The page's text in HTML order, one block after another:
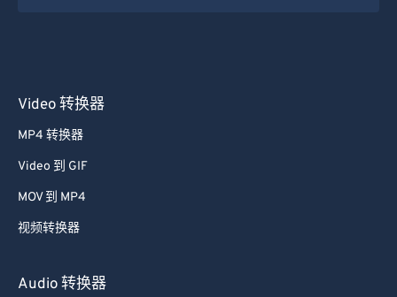
Video 转换器
MP4 转换器
Video 到 GIF
MOV 到 MP4
视频转换器
Audio 转换器